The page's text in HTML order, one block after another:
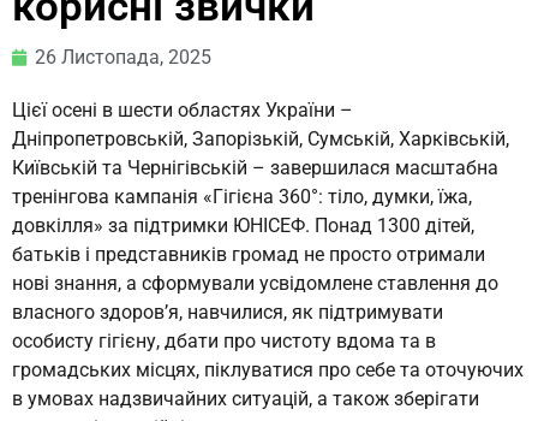
26 Листопада, 2025
Цієї осені в шести областях України –
Дніпропетровській, Запорізькій, Сумській, Харківській,
Київській та Чернігівській – завершилася масштабна
тренінгова кампанія «Гігієна 360°: тіло, думки, їжа,
довкілля» за підтримки ЮНІСЕФ. Понад 1300 дітей,
батьків і представників громад не просто отримали
нові знання, а сформували усвідомлене ставлення до
власного здоров’я, навчилися, як підтримувати
особисту гігієну, дбати про чистоту вдома та в
громадських місцях, піклуватися про себе та оточуючих
в умовах надзвичайних ситуацій, а також зберігати